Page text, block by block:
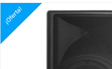
¡Oferta!